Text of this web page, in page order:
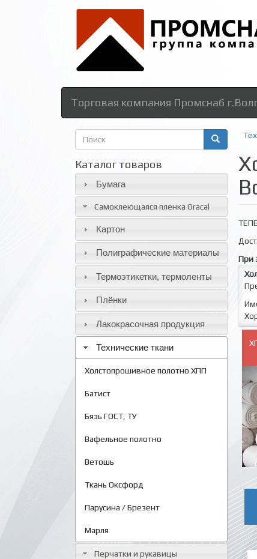
Торговая компания Промснаб
Форма
поиска
Каталог товаров
Бумага
Самоклеющаяся пленка Oracal
Картон
Полиграфические материалы
Термоэтикетки, термоленты
Плёнки
Лакокрасочная продукция
Технические ткани
Холстопрошивное полотно ХПП
Батист
Бязь ГОСТ, ТУ
Вафельное полотно
Ветошь
Ткань Оксфорд
Парусина / Брезент
Марля
Перчатки и рукавицы
При